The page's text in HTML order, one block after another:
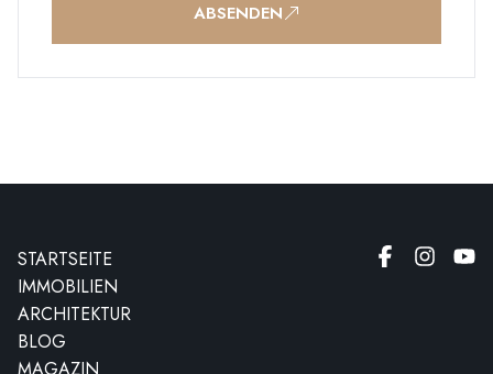
ABSENDEN
STARTSEITE
IMMOBILIEN
ARCHITEKTUR
BLOG